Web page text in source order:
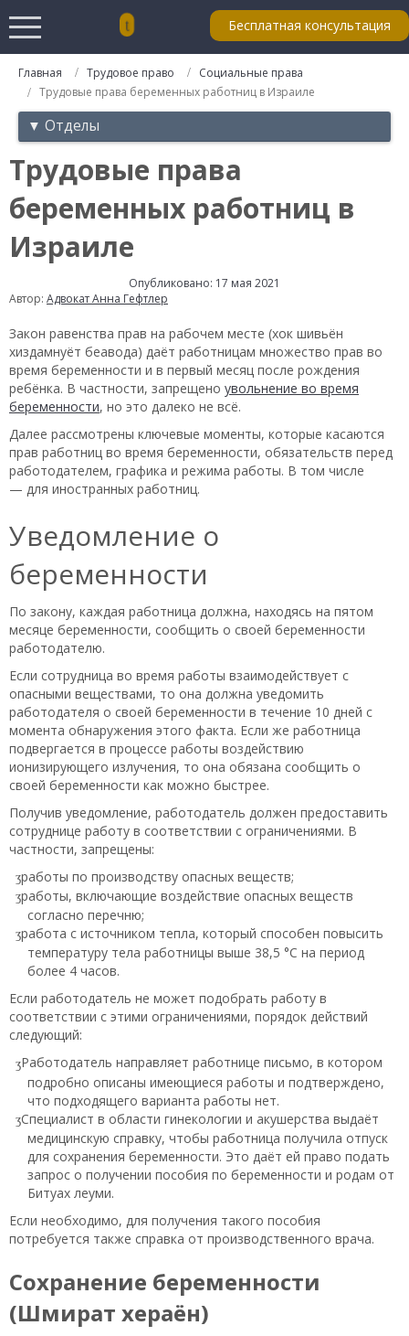
Бесплатная консультация
Главная Трудовое право
Социальные права
Трудовые права беременных работниц в Израиле
▼ Отделы
Трудовые права
беременных работниц в
Израиле
Опубликовано: 17 мая 2021
Автор: Адвокат Анна Гефтлер
Закон равенства прав на рабочем месте (хок шивьён
хиздамнуёт беавода) даёт работницам множество прав во
время беременности и в первый месяц после рождения
ребёнка. В частности, запрещено увольнение во время
беременности, но это далеко не всё.
Далее рассмотрены ключевые моменты, которые касаются
прав работниц во время беременности, обязательств перед
работодателем, графика и режима работы. В том числе
— для иностранных работниц.
Уведомление о
беременности
По закону, каждая работница должна, находясь на пятом
месяце беременности, сообщить о своей беременности
работодателю.
Если сотрудница во время работы взаимодействует с
опасными веществами, то она должна уведомить
работодателя о своей беременности в течение 10 дней с
момента обнаружения этого факта. Если же работница
подвергается в процессе работы воздействию
ионизирующего излучения, то она обязана сообщить о
своей беременности как можно быстрее.
Получив уведомление, работодатель должен предоставить
сотруднице работу в соответствии с ограничениями. В
частности, запрещены:
работы по производству опасных веществ;
работы, включающие воздействие опасных веществ
согласно перечню;
работа с источником тепла, который способен повысить
температуру тела работницы выше 38,5 °C на период
более 4 часов.
Если работодатель не может подобрать работу в
соответствии с этими ограничениями, порядок действий
следующий:
Работодатель направляет работнице письмо, в котором
подробно описаны имеющиеся работы и подтверждено,
что подходящего варианта работы нет.
Специалист в области гинекологии и акушерства выдаёт
медицинскую справку, чтобы работница получила отпуск
для сохранения беременности. Это даёт ей право подать
запрос о получении пособия по беременности и родам от
Битуах леуми.
Если необходимо, для получения такого пособия
потребуется также справка от производственного врача.
Сохранение беременности
(Шмират хераён)